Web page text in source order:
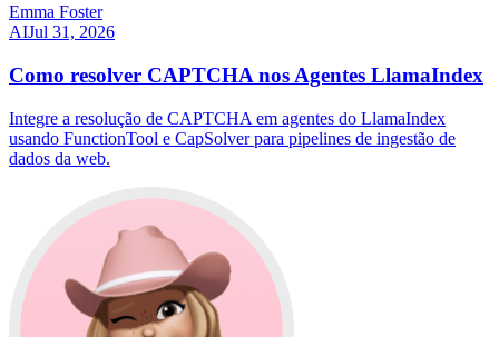
Emma Foster
AIJul 31, 2026
Como resolver CAPTCHA nos Agentes LlamaIndex
Integre a resolução de CAPTCHA em agentes do LlamaIndex
usando FunctionTool e CapSolver para pipelines de ingestão de
dados da web.